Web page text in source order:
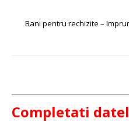
Bani pentru rechizite –
Completati